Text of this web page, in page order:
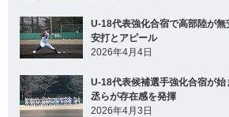
U-18代表強化合宿で高部陸が
安打とアピール
2026年4月4日
U-18代表候補選手強化合宿が
丞らが存在感を発揮
2026年4月3日